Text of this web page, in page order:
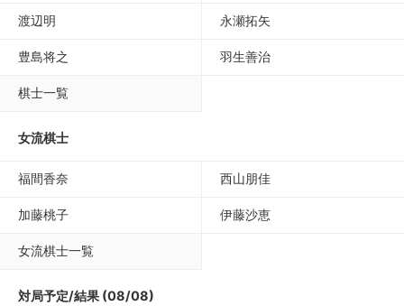
渡辺明 永瀬拓矢
豊島将之 羽生善治
棋士一覧
女流棋士
福間香奈 西山朋佳
加藤桃子 伊藤沙恵
女流棋士一覧
対局予定/結果 (08/08)